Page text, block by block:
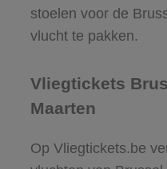
stoelen voor de
vlucht te pakken.
Vliegtickets
Maarten
Op Vliegtickets.be